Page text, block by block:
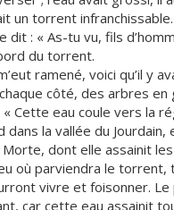
un torrent infranchissable.
dit : « As-tu vu, fils
du torrent.
ramené, voici qu’il y
côté, des arbres en
Cette eau coule vers la
dans la vallée du
dont elle assainit
où parviendra le torrent,
vivre et foisonner. Le
car cette eau assainit